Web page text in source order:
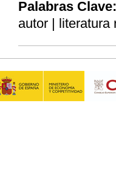
Palabras Clave:
autor | literatura